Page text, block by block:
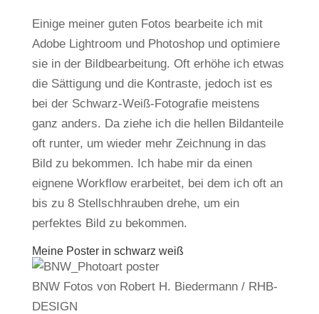
Einige meiner guten Fotos bearbeite ich mit
Adobe Lightroom und Photoshop und optimiere
sie in der Bildbearbeitung. Oft erhöhe ich etwas
die Sättigung und die Kontraste, jedoch ist es
bei der Schwarz-Weiß-Fotografie meistens
ganz anders. Da ziehe ich die hellen Bildanteile
oft runter, um wieder mehr Zeichnung in das
Bild zu bekommen. Ich habe mir da einen
eignene Workflow erarbeitet, bei dem ich oft an
bis zu 8 Stellschhrauben drehe, um ein
perfektes Bild zu bekommen.
Meine Poster in schwarz weiß
BNW Fotos von Robert H. Biedermann / RHB-
DESIGN